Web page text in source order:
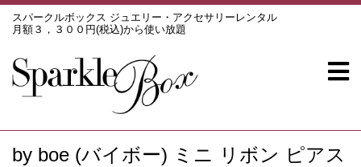
スパークルボックス ジュエリー・アクセサリーレンタル
月額３，３００円(税込)から使い放題
by boe (バイボー) ミニ リボン ピアス